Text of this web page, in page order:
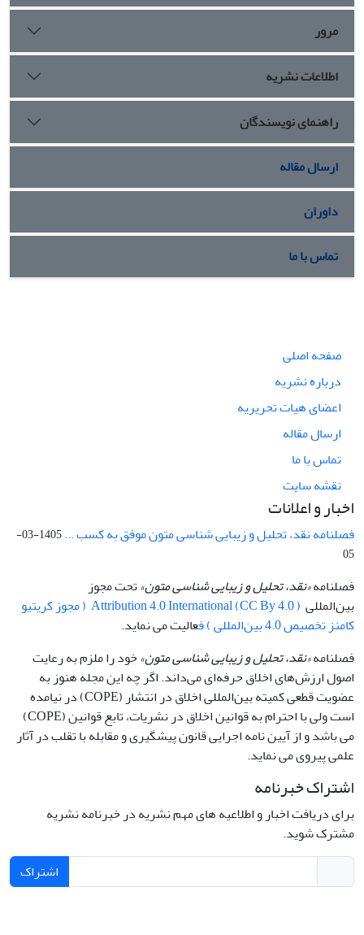
مرور
اطلاعات نشریه
راهنمای نویسندگان
ارسال مقاله
داوران
تماس با ما
صفحه اصلی
درباره نشریه
اعضای هیات تحریریه
ارسال مقاله
تماس با ما
نقشه سایت
اخبار و اعلانات
فصلنامه نقد، تحلیل و زیبایی شناسی متون موفق به کسب ...
1405-03-
05
فصلنامه«نقد، تحلیل و زیبایی شناسی متون»تحت مجوز
بین‌المللی
Attribution 4.0 International (CC By 4.0 ) ( مجوز کریتیو
کامنز تخصیص 4.0 بین‌المللی ) ف
عالیت می نماید.
فصلنامه«نقد، تحلیل و زیبایی شناسی متون»خود را ملزم به رعایت
اصول ارزش‌های اخلاق حرفه‌ای می‌داند. اگر چه این مجله هنوز به
عضویت قطعی کمیته بین‌المللی اخلاق در انتشار (COPE) در نیامده
است ولی با احترام به قوانین اخلاق در نشریات، تابع قوانین (COPE)
می باشد و از آیین نامه اجرایی قانون پیشگیری و مقابله با تقلب در آثار
علمی پیروی می نماید.
اشتراک خبرنامه
برای دریافت اخبار و اطلاعیه های مهم نشریه در خبرنامه نشریه
مشترک شوید.
اشتراک